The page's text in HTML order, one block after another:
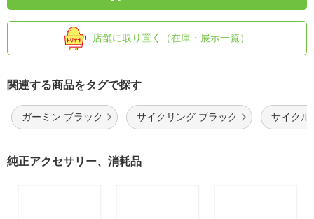
店舗に取り置く（在庫・展示一覧）
関連する商品をタグで探す
ガーミン ブラック サイクリング ブラック サイクル
純正アクセサリー、消耗品